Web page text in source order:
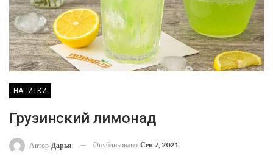
НАПИТКИ
Грузинский лимонад
Автор Дарья Опубликовано Сен 7, 2021